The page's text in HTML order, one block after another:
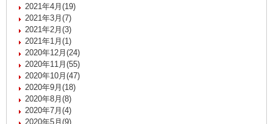
2021年4月(19)
2021年3月(7)
2021年2月(3)
2021年1月(1)
2020年12月(24)
2020年11月(55)
2020年10月(47)
2020年9月(18)
2020年8月(8)
2020年7月(4)
2020年5月(9)